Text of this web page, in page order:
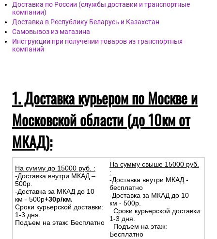
Доставка по России (службы доставки и транспортные
компании)
Доставка в Республику Беларусь и Казахстан
Самовывоз из магазина
Инструкции при получении товаров из транспортных
компаний
1. Доставка курьером по Москве и
Московской области (до 10км от
МКАД):
На сумму до 15000 руб. :
-Доставка внутри МКАД –
500р.
-Доставка за МКАД до 10
км - 500р+30р/км.
Сроки курьерской доставки:
1-3 дня.
Подъем на этаж: Бесплатно
На сумму свыше 15000 руб.
:
-Доставка внутри МКАД -
бесплатно
-Доставка за МКАД до 10
км - 500р.
Сроки курьерской доставки:
1-3 дня.
Подъем на этаж:
Бесплатно